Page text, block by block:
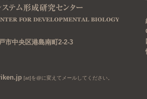
市中央区港島南町2-2-3
[at]を@に変えてメールしてください。